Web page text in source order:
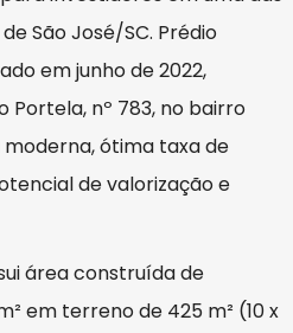
São José/SC. Prédio
em junho de 2022,
Portela, nº 783, no bairro
ótima taxa de
de valorização e
área construída de
em terreno de 425 m² (10 x